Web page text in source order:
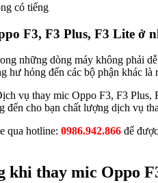
có tiếng
F3, F3 Plus, F3 Lite ở
những dòng máy không phải
hư hỏng đến các bộ phận khác là
vụ thay mic Oppo F3, F3 Plus,
đến cho bạn chất lượng dịch vụ
qua hotline: 0986.942.866 để
khi thay mic Oppo